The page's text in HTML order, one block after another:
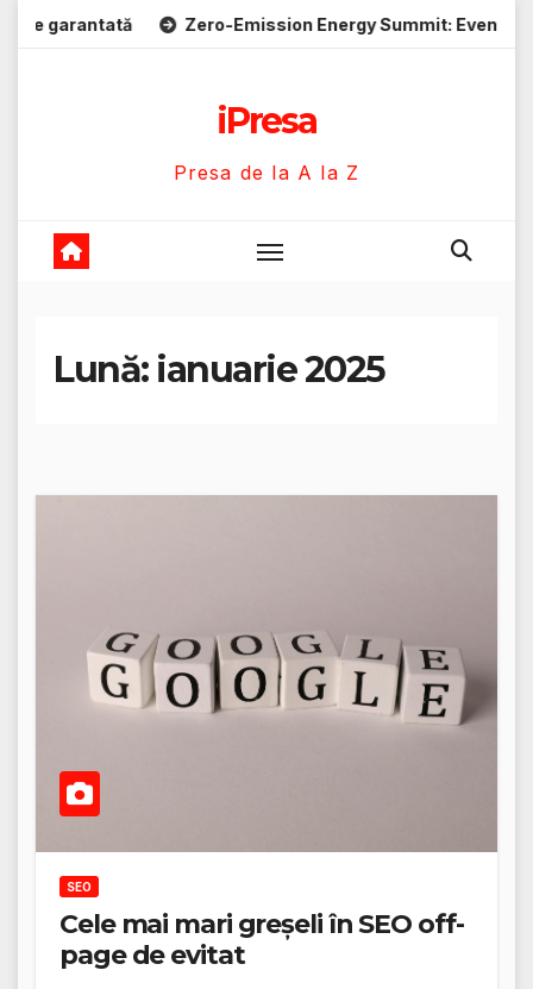
Skip
Zero-Emission Energy Summit: Evenimente
iPresa
Presa de la A la Z
Lună: ianuarie 2025
SEO
Cele mai mari greșeli în SEO off-
page de evitat